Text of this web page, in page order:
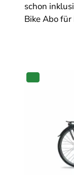
schon
Bike Abo für
PRODUKT